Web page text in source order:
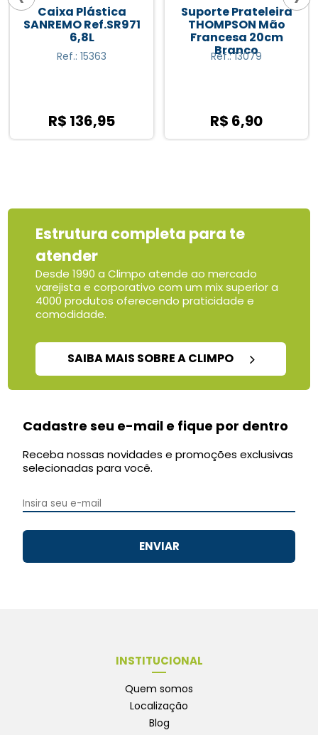
Caixa Plástica
SANREMO Ref.SR971
6,8L
Ref.: 15363
R$ 136,95
Suporte Prateleira
THOMPSON Mão
Francesa 20cm
Branco
Ref.: 13079
R$ 6,90
Estrutura completa para te
atender
Desde 1990 a Climpo atende ao mercado
varejista e corporativo com um mix superior a
4000 produtos oferecendo praticidade e
comodidade.
SAIBA MAIS SOBRE A CLIMPO
Cadastre seu e-mail e fique por dentro
Receba nossas novidades e promoções exclusivas
selecionadas para você.
ENVIAR
INSTITUCIONAL
Quem somos
Localização
Blog